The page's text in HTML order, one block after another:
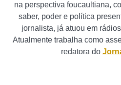
na perspectiva foucaultiana,
saber, poder e política
jornalista, já atuou em
Atualmente trabalha como
redatora do